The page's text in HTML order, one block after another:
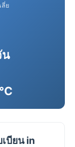
ลี่ย
บียน in